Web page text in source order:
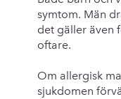
symtom. Män
det gäller även
oftare.
Om allergisk
sjukdomen